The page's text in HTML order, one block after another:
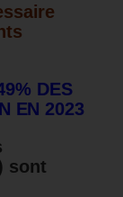
DES
EN 2023
sont